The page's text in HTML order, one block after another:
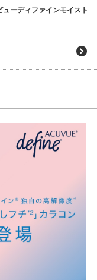
ューディファインモイスト